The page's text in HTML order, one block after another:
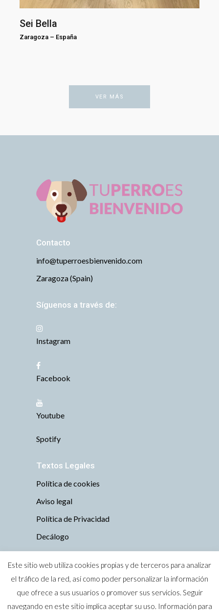
Sei Bella
Zaragoza – España
VER MÁS
Contacto
info@tuperroesbienvenido.com
Zaragoza (Spain)
Síguenos a través de:
Instagram
Facebook
Youtube
Spotify
Textos Legales
Política de cookies
Aviso legal
Política de Privacidad
Decálogo
Todos los derechos reservados © 2019 Tu
Este sitio web utiliza cookies propias y de terceros para analizar
el tráfico de la red, así como poder personalizar la información
que ofrece a sus usuarios o promover sus servicios. Seguir
navegando en este sitio implica aceptar su uso. Información para